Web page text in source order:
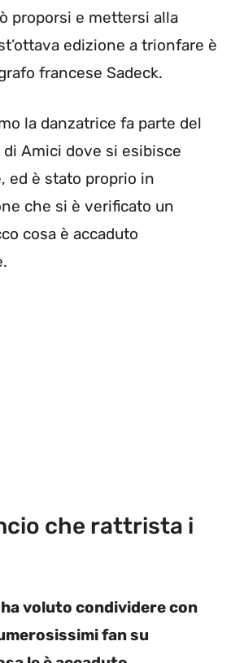
proporsi e mettersi alla
edizione a trionfare è
francese Sadeck.
la danzatrice fa parte del
Amici dove si esibisce
ed è stato proprio in
che si è verificato un
cosa è accaduto
che rattrista i
ha voluto condividere con
fan su